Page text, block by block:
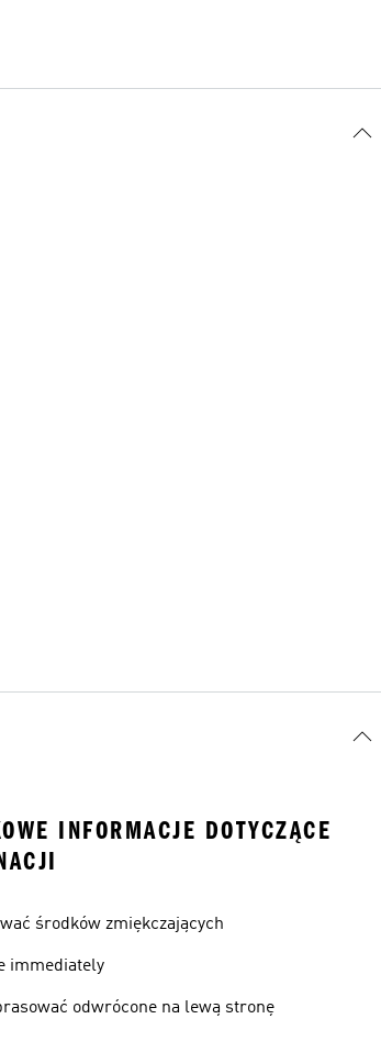
INFORMACJE DOTYCZĄCE
środków zmiękczających
immediately
odwrócone na lewą stronę